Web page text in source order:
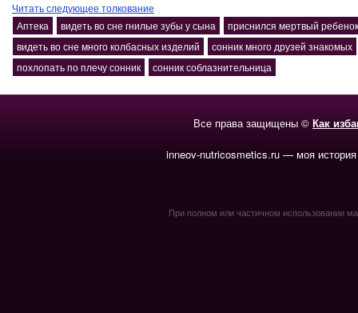
Читать следующее толкование
Аптека
видеть во сне гнилые зубы у сына
приснился мертвый
видеть во сне много колбасных изделий
сонник много друзей знакомых
похлопать по плечу сонник
сонник соблазнительница
Все права защищены © Как
inneov-nutricosmetics.ru — моя
При полном или частичном использовании